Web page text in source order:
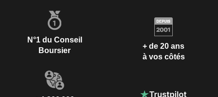
N°1 du Conseil
Boursier
+ de 20 ans
à vos côtés